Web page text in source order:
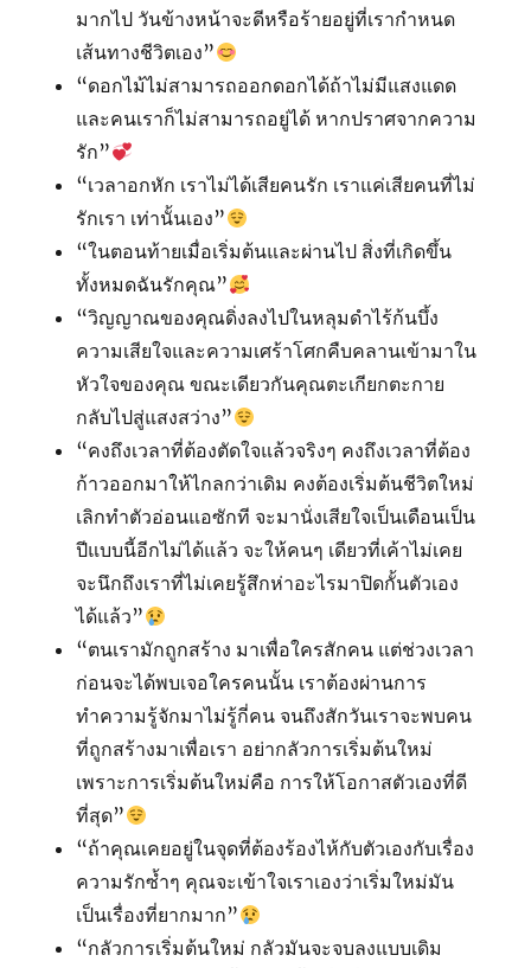
มากไป วันข้างหน้าจะดีหรือร้ายอยู่ที่เรากำหนด
เส้นทางชีวิตเอง”
“ดอกไม้ไม่สามารถออกดอกได้ถ้าไม่มีแสงแดด
และคนเราก็ไม่สามารถอยู่ได้ หากปราศจากความ
รัก”
“เวลาอกหัก เราไม่ได้เสียคนรัก เราแค่เสียคนที่ไม่
รักเรา เท่านั้นเอง”
“ในตอนท้ายเมื่อเริ่มต้นและผ่านไป สิ่งที่เกิดขึ้น
ทั้งหมดฉันรักคุณ”
“วิญญาณของคุณดิ่งลงไปในหลุมดำไร้ก้นบึ้ง
ความเสียใจและความเศร้าโศกคืบคลานเข้ามาใน
หัวใจของคุณ ขณะเดียวกันคุณตะเกียกตะกาย
กลับไปสู่แสงสว่าง”
“คงถึงเวลาที่ต้องตัดใจแล้วจริงๆ คงถึงเวลาที่ต้อง
ก้าวออกมาให้ไกลกว่าเดิม คงต้องเริ่มต้นชีวิตใหม่
เลิกทำตัวอ่อนแอซักที จะมานั่งเสียใจเป็นเดือนเป็น
ปีแบบนี้อีกไม่ได้แล้ว จะให้คนๆ เดียวที่เค้าไม่เคย
จะนึกถึงเราที่ไม่เคยรู้สึกห่าอะไรมาปิดกั้นตัวเอง
ได้แล้ว”
“ตนเรามักถูกสร้าง มาเพื่อใครสักคน แต่ช่วงเวลา
ก่อนจะได้พบเจอใครคนนั้น เราต้องผ่านการ
ทำความรู้จักมาไม่รู้กี่คน จนถึงสักวันเราจะพบคน
ที่ถูกสร้างมาเพื่อเรา อย่ากลัวการเริ่มต้นใหม่
เพราะการเริ่มต้นใหม่คือ การให้โอกาสตัวเองที่ดี
ที่สุด”
“ถ้าคุณเคยอยู่ในจุดที่ต้องร้องไห้กับตัวเองกับเรื่อง
ความรักซ้ำๆ คุณจะเข้าใจเราเองว่าเริ่มใหม่มัน
เป็นเรื่องที่ยากมาก”
“กลัวการเริ่มต้นใหม่ กลัวมันจะจบลงแบบเดิม